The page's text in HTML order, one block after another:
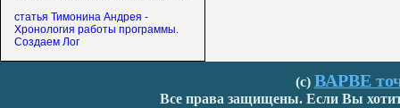
статья Тимонина Андрея -
Хронология работы программы.
Создаем Лог
(с) ВАРВЕ
Все права защищены. Если Вы